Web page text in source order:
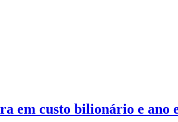
em custo bilionário e ano